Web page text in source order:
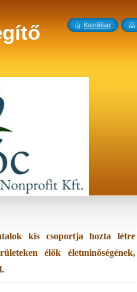
kis csoportja hozta létre
élők életminőségének,
Kezdőlap